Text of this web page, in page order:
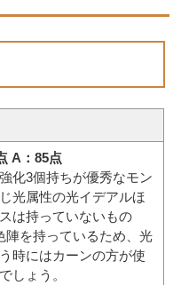
A：85点
化3個持ちが優秀なモン
光属性の光イデアルほ
は持っていないもの
陣を持っているため、光
時にはカーンの方が使
しょう。